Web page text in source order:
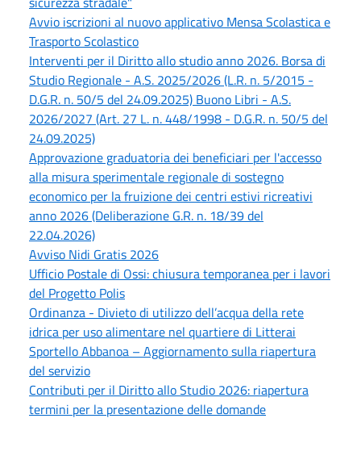
Avvio iscrizioni al nuovo applicativo Mensa Scolastica e
Trasporto Scolastico
Interventi per il Diritto allo studio anno 2026. Borsa di
Studio Regionale - A.S. 2025/2026 (L.R. n. 5/2015 -
D.G.R. n. 50/5 del 24.09.2025) Buono Libri - A.S.
2026/2027 (Art. 27 L. n. 448/1998 - D.G.R. n. 50/5 del
24.09.2025)
Approvazione graduatoria dei beneficiari per l'accesso
alla misura sperimentale regionale di sostegno
economico per la fruizione dei centri estivi ricreativi
anno 2026 (Deliberazione G.R. n. 18/39 del
22.04.2026)
Avviso Nidi Gratis 2026
Ufficio Postale di Ossi: chiusura temporanea per i lavori
del Progetto Polis
Ordinanza - Divieto di utilizzo dell’acqua della rete
idrica per uso alimentare nel quartiere di Litterai
Sportello Abbanoa – Aggiornamento sulla riapertura
del servizio
Contributi per il Diritto allo Studio 2026: riapertura
termini per la presentazione delle domande